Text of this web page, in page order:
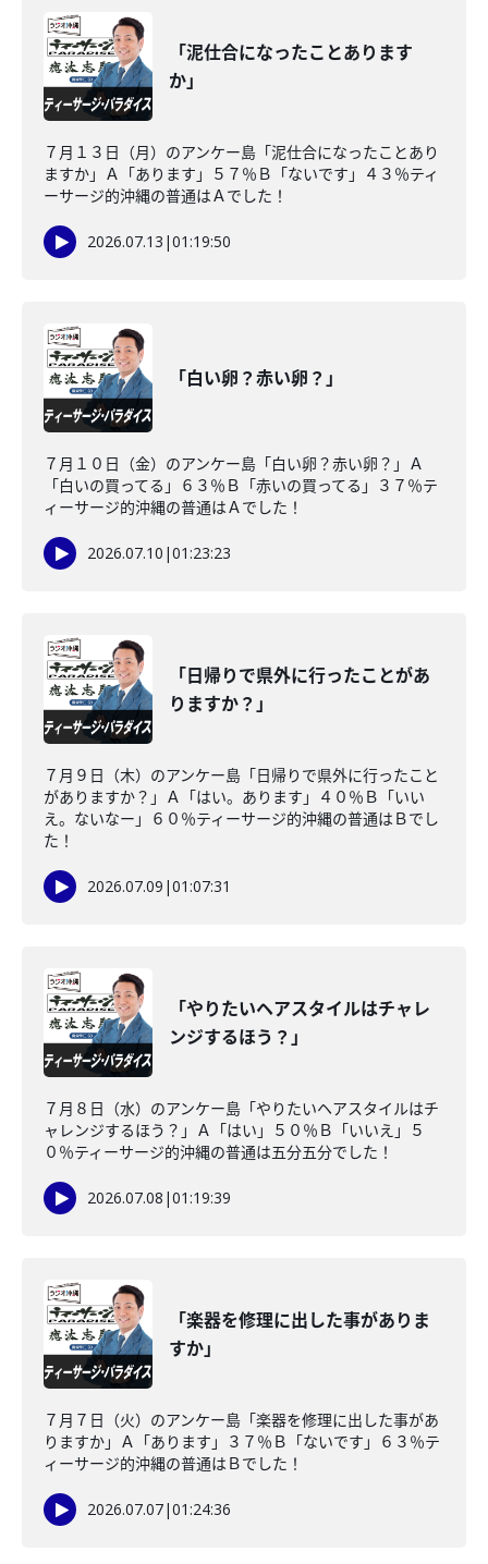
「泥仕合になったことあります
か」
７月１３日（月）のアンケー島「泥仕合になったことあり
ますか」Ａ「あります」５７％Ｂ「ないです」４３％ティ
ーサージ的沖縄の普通はＡでした！
2026.07.13 |01:19:50
「白い卵？赤い卵？」
７月１０日（金）のアンケー島「白い卵？赤い卵？」Ａ
「白いの買ってる」６３％Ｂ「赤いの買ってる」３７％テ
ィーサージ的沖縄の普通はＡでした！
2026.07.10 |01:23:23
「日帰りで県外に行ったことがあ
りますか？」
７月９日（木）のアンケー島「日帰りで県外に行ったこと
がありますか？」Ａ「はい。あります」４０％Ｂ「いい
え。ないなー」６０％ティーサージ的沖縄の普通はＢでし
た！
2026.07.09 |01:07:31
「やりたいヘアスタイルはチャレ
ンジするほう？」
７月８日（水）のアンケー島「やりたいヘアスタイルはチ
ャレンジするほう？」Ａ「はい」５０％Ｂ「いいえ」５
０％ティーサージ的沖縄の普通は五分五分でした！
2026.07.08 |01:19:39
「楽器を修理に出した事がありま
すか」
７月７日（火）のアンケー島「楽器を修理に出した事があ
りますか」Ａ「あります」３７％Ｂ「ないです」６３％テ
ィーサージ的沖縄の普通はＢでした！
2026.07.07|01:24:36